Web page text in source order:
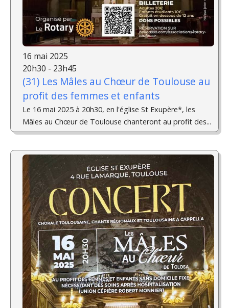
16 mai 2025
20h30 - 23h45
(31) Les Mâles au Chœur de Toulouse au
profit des femmes et enfants
Le 16 mai 2025 à 20h30, en l'église St Exupère*, les
Mâles au Chœur de Toulouse chanteront au profit des...